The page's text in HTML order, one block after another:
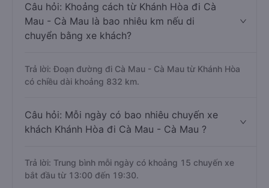
Câu hỏi: Khoảng cách từ Khánh Hòa đi Cà
Mau - Cà Mau là bao nhiêu km nếu di
chuyển bằng xe khách?
Trả lời: Đoạn đường đi Cà Mau - Cà Mau từ Khánh Hòa
có chiều dài khoảng 832 km.
Câu hỏi: Mỗi ngày có bao nhiêu chuyến xe
khách Khánh Hòa đi Cà Mau - Cà Mau ?
Trả lời: Trung bình mỗi ngày có khoảng 15 chuyến xe
bắt đầu từ 13:00 đến 19:30.